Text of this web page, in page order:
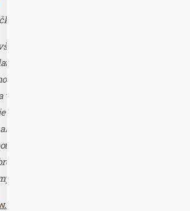
kdo chtějí vařit chutně a zdravě,
ingrediencí jako třeba olivový
skvělých vlastností – především
voní, nepřepaluje se, obsahuje vitamíny
bez mléčné bílkoviny. Také se nemusí
12 měsíců. Ajurvéda považuje
pro zdravý vzhled, mentální
trávení. Darujete-li někomu ghí,
na jeho zdraví a pohodu.